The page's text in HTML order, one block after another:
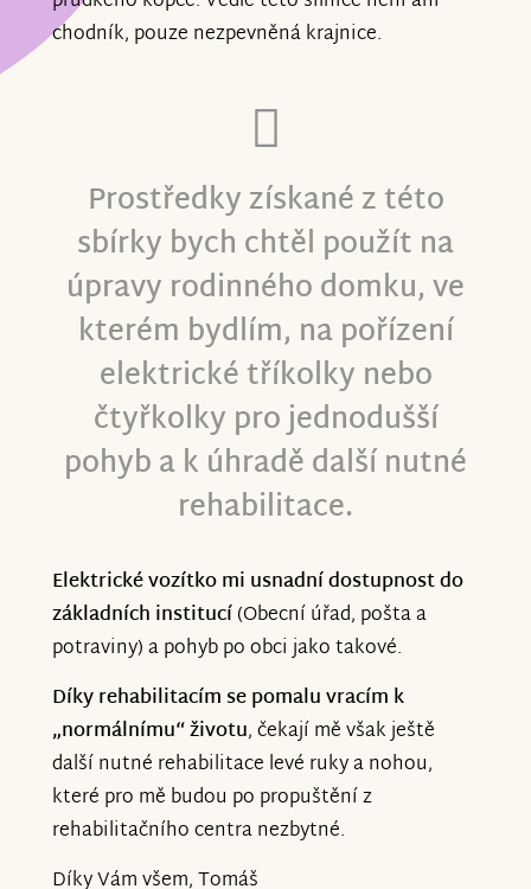
chodník, pouze nezpevněná krajnice.
Prostředky získané z této
sbírky bych chtěl použít na
úpravy rodinného domku, ve
kterém bydlím, na pořízení
elektrické tříkolky nebo
čtyřkolky pro jednodušší
pohyb a k úhradě další nutné
rehabilitace.
Elektrické vozítko mi usnadní dostupnost do
základních institucí(Obecní úřad, pošta a
potraviny) a pohyb po obci jako takové.
Díky rehabilitacím se pomalu vracím k
„normálnímu“ životu, čekají mě však ještě
další nutné rehabilitace levé ruky a nohou,
které pro mě budou po propuštění z
rehabilitačního centra nezbytné.
Díky Vám všem, Tomáš